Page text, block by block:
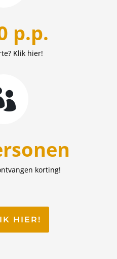
p.p.
Klik hier!
korting!
HIER!